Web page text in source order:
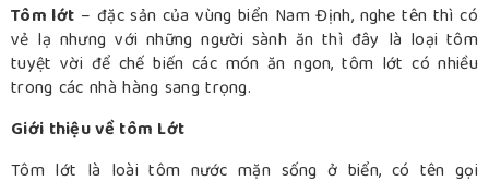
Tôm lớt – đặc sản của vùng biển Nam Định, nghe tên thì có
vẻ lạ nhưng với những người sành ăn thì đây là loại tôm
tuyệt vời để chế biến các món ăn ngon, tôm lớt có nhiều
trong các nhà hàng sang trọng.
Giới thiệu về tôm Lớt
Tôm lớt là loài tôm nước mặn sống ở biển, có tên gọi